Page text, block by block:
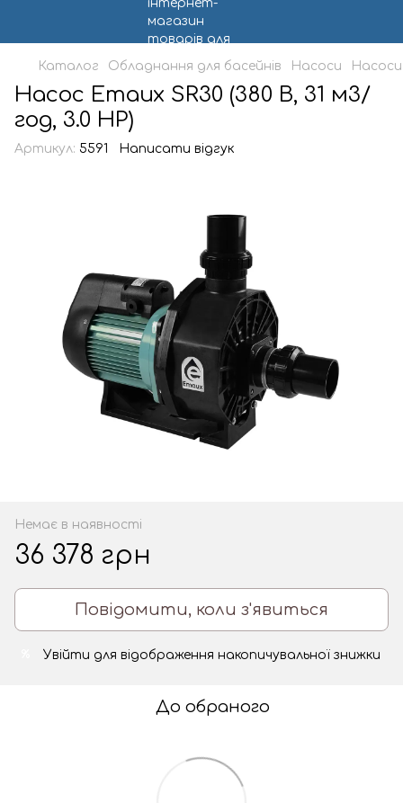
Каталог Обладнання для басейнів Насоси
Насос Emaux SR30 (380 В, 31 м3/
год, 3.0 HP)
Артикул: 5591 Написати відгук
Немає в наявності
36 378 грн
Повідомити, коли з'явиться
Увійти для відображення накопичувальної знижки
До обраного